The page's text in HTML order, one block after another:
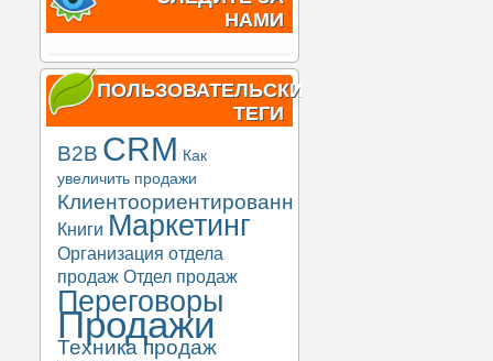
НАМИ
ПОЛЬЗОВАТЕЛЬСКИЕ
ТЕГИ
B2B CRM Как
увеличить продажи
Клиентоориентированность
Книги Маркетинг
Организация отдела
продаж Отдел продаж
Переговоры
Продажи
Техника продаж